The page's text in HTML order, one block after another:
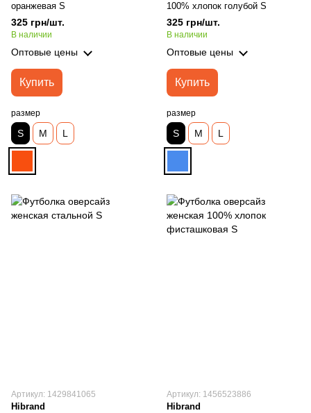
оранжевая S
325 грн/шт.
В наличии
Оптовые цены
Купить
размер
S M L
100% хлопок голубой S
325 грн/шт.
В наличии
Оптовые цены
Купить
размер
S M L
Артикул: 1429841065
Hibrand
Артикул: 1456523886
Hibrand